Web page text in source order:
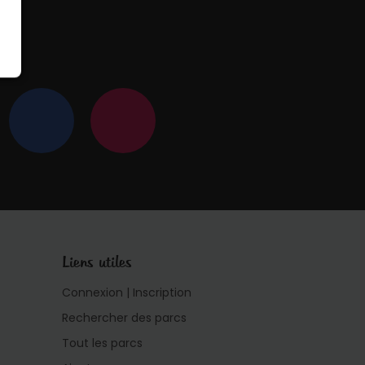
Liens utiles
Connexion | Inscription
Rechercher des parcs
Tout les parcs